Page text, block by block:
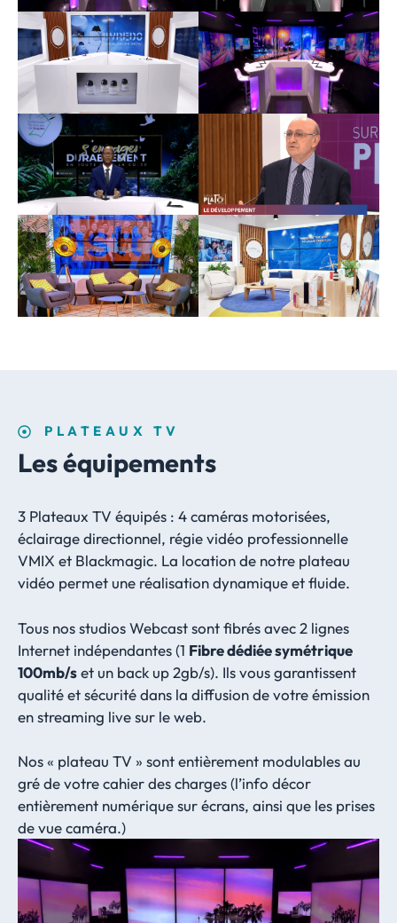
PLATEAUX TV
Les équipements
3 Plateaux TV équipés : 4 caméras motorisées,
éclairage directionnel, régie vidéo professionnelle
VMIX et Blackmagic. La location de notre plateau
vidéo permet une réalisation dynamique et fluide.
Tous nos studios Webcast sont fibrés avec 2 lignes
Internet indépendantes (1 Fibre dédiée symétrique
100mb/set un back up 2gb/s). Ils vous garantissent
qualité et sécurité dans la diffusion de votre émission
en streaming live sur le web.
Nos « plateau TV » sont entièrement modulables au
gré de votre cahier des charges (l’info décor
entièrement numérique sur écrans, ainsi que les prises
de vue caméra.)